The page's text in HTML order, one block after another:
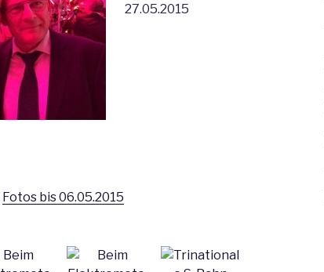
27.05.2015
Fotos bis 06.05.2015